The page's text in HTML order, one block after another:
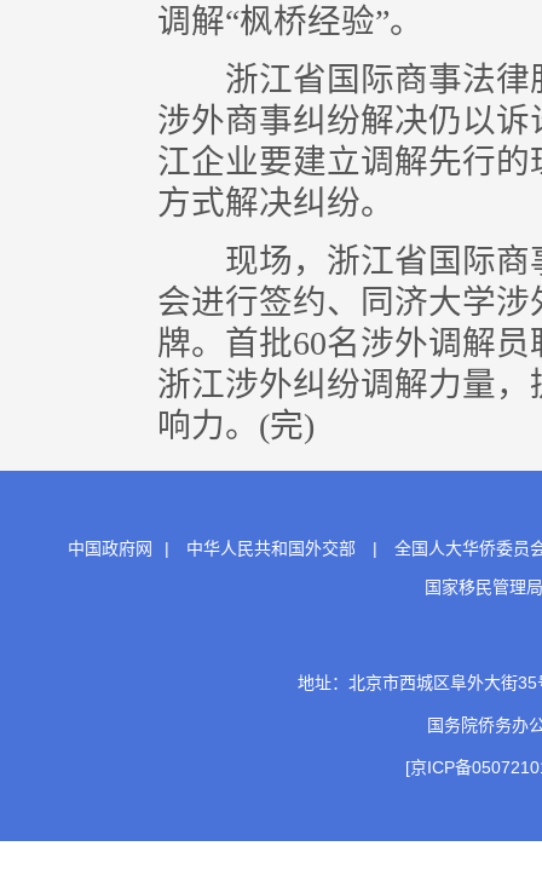
调解“枫桥经验”。
浙江省国际商事法律
涉外商事纠纷解决仍以
江企业要建立调解先行
方式解决纠纷。
现场，浙江省国际商
会进行签约、同济大学
牌。首批60名涉外调解
浙江涉外纠纷调解力量
响力。(完)
中国政府网 | 中华人民共和国外交部 |
全国人大华侨委员
国家移民管理局
地址：北京市西城区阜外大街
国务院侨务
[京ICP备